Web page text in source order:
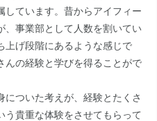
しています。昔からアイフィー
、事業部として人数を割いてい
上げ段階にあるような感じで
んの経験と学びを得ることがで
ついた考えが、経験とたくさ
う貴重な体験をさせてもらって